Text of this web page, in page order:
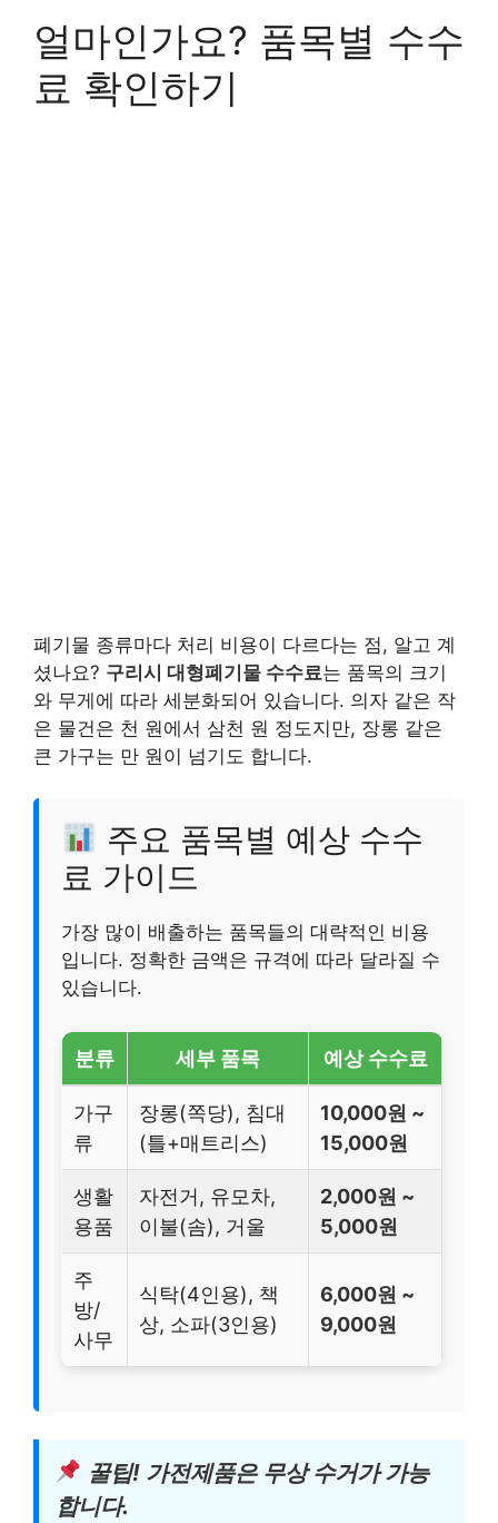
얼마인가요? 품목별 수수
료 확인하기
폐기물 종류마다 처리 비용이 다르다는 점, 알고 계
셨나요? 구리시 대형폐기물 수수료는 품목의 크기
와 무게에 따라 세분화되어 있습니다. 의자 같은 작
은 물건은 천 원에서 삼천 원 정도지만, 장롱 같은
큰 가구는 만 원이 넘기도 합니다.
주요 품목별 예상 수수
료 가이드
가장 많이 배출하는 품목들의 대략적인 비용
입니다. 정확한 금액은 규격에 따라 달라질 수
있습니다.
분류 세부 품목 예상 수수료
가구
류
장롱(쪽당), 침대
(틀+매트리스)
10,000원 ~
15,000원
생활
용품
자전거, 유모차,
이불(솜), 거울
2,000원 ~
5,000원
주
방/
사무
식탁(4인용), 책
상, 소파(3인용)
6,000원 ~
9,000원
꿀팁! 가전제품은 무상 수거가 가능
합니다.